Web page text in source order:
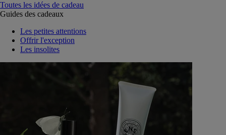
Toutes les idées de cadeau
Guides des cadeaux
Les petites attentions
Offrir l'exception
Les insolites